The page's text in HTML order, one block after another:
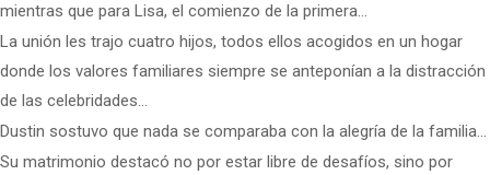
mientras que para Lisa, el comienzo de la primera…
La unión les trajo cuatro hijos, todos ellos acogidos en un hogar
donde los valores familiares siempre se anteponían a la distracción
de las celebridades…
Dustin sostuvo que nada se comparaba con la alegría de la familia…
Su matrimonio destacó no por estar libre de desafíos, sino por